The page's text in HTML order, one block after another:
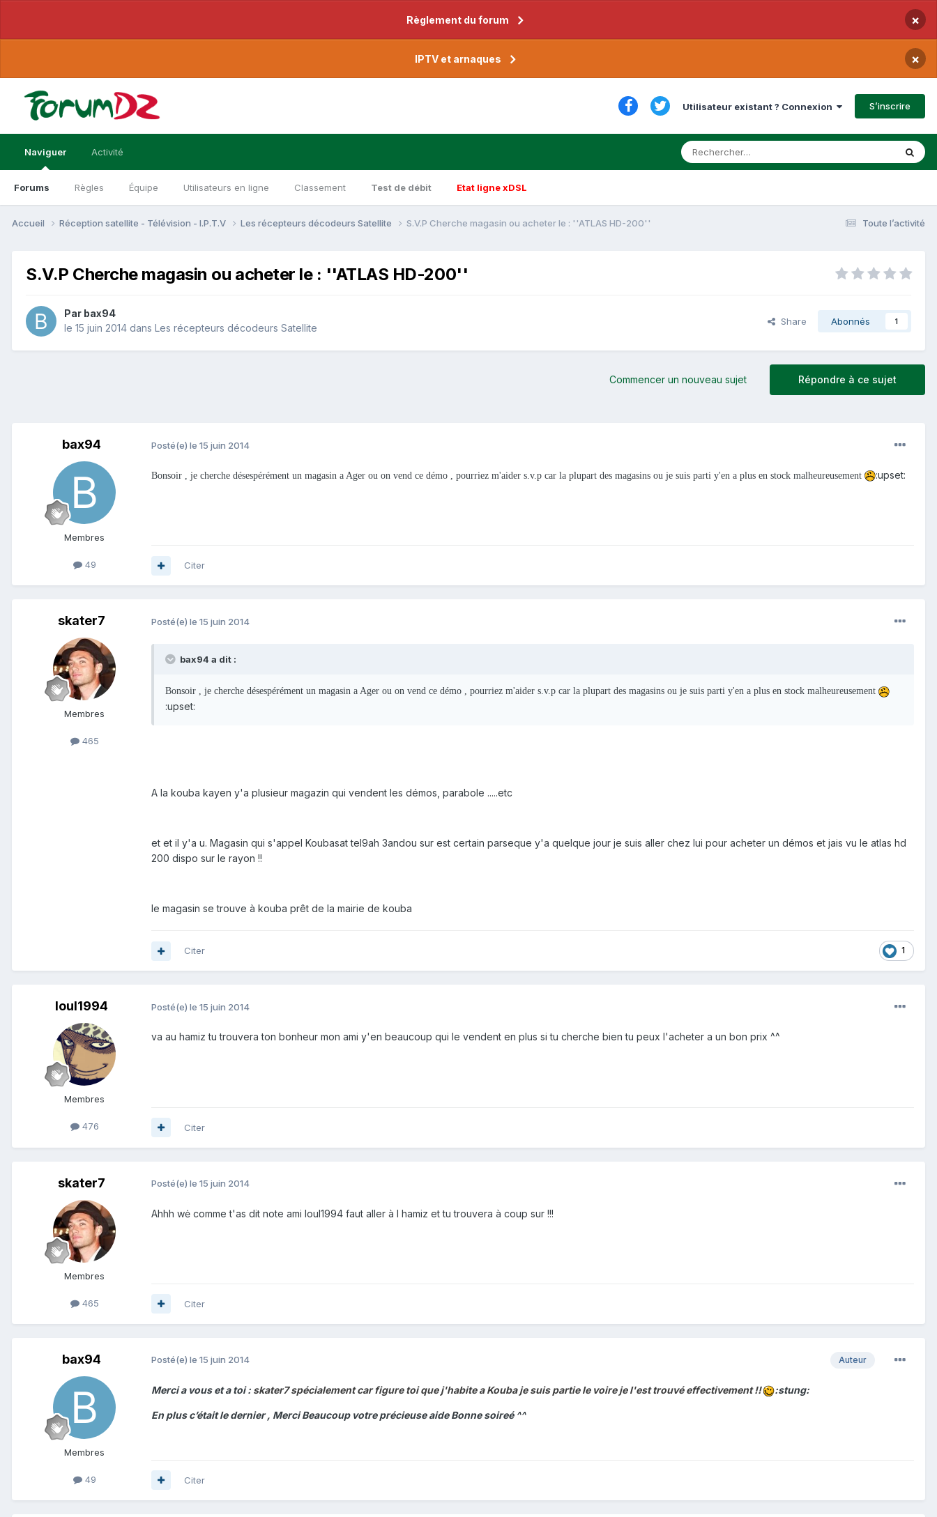
Règlement du forum ×
IPTV et arnaques ×
Utilisateur existant ? Connexion S’inscrire
Naviguer
Forums Règles Équipe Utilisateurs en ligne Classement Test de débit Etat ligne xDSL
Activité
Toute l’activité
Accueil Réception satellite - Télévision - I.P.T.V Les récepteurs décodeurs Satellite S.V.P Cherche magasin ou acheter le : ''ATLAS HD-200''
S.V.P Cherche magasin ou acheter le : ''ATLAS HD-200''
Par bax94
le 15 juin 2014 dans Les récepteurs décodeurs Satellite
Share Abonnés 1
Répondre à ce sujet
Commencer un nouveau sujet
bax94
Membres
49
Posté(e) le 15 juin 2014
Bonsoir , je cherche désespérément un magasin a Ager ou on vend ce démo , pourriez m'aider s.v.p car la plupart des magasins ou je suis parti y'en a plus en stock malheureusement :upset:
Citer
skater7
Membres
465
Posté(e) le 15 juin 2014
bax94 a dit :
Bonsoir , je cherche désespérément un magasin a Ager ou on vend ce démo , pourriez m'aider s.v.p car la plupart des magasins ou je suis parti y'en a plus en stock malheureusement
:upset:
A la kouba kayen y'a plusieur magazin qui vendent les démos, parabole .....etc
et et il y'a u. Magasin qui s'appel Koubasat tel9ah 3andou sur est certain parseque y'a quelque jour je suis aller chez lui pour acheter un démos et jais vu le atlas hd
200 dispo sur le rayon !!
le magasin se trouve à kouba prêt de la mairie de kouba
1
Citer
loul1994
Membres
476
Posté(e) le 15 juin 2014
va au hamiz tu trouvera ton bonheur mon ami y'en beaucoup qui le vendent en plus si tu cherche bien tu peux l'acheter a un bon prix ^^
Citer
skater7
Membres
465
Posté(e) le 15 juin 2014
Ahhh wė comme t'as dit note ami loul1994 faut aller à l hamiz et tu trouvera à coup sur !!!
Citer
bax94
Membres
49
Auteur
Posté(e) le 15 juin 2014
Merci a vous et a toi : skater7 spécialement car figure toi que j'habite a Kouba je suis partie le voire je l'est trouvé effectivement !! :stung:
En plus c’était le dernier , Merci Beaucoup votre précieuse aide Bonne soireé ^^
Citer